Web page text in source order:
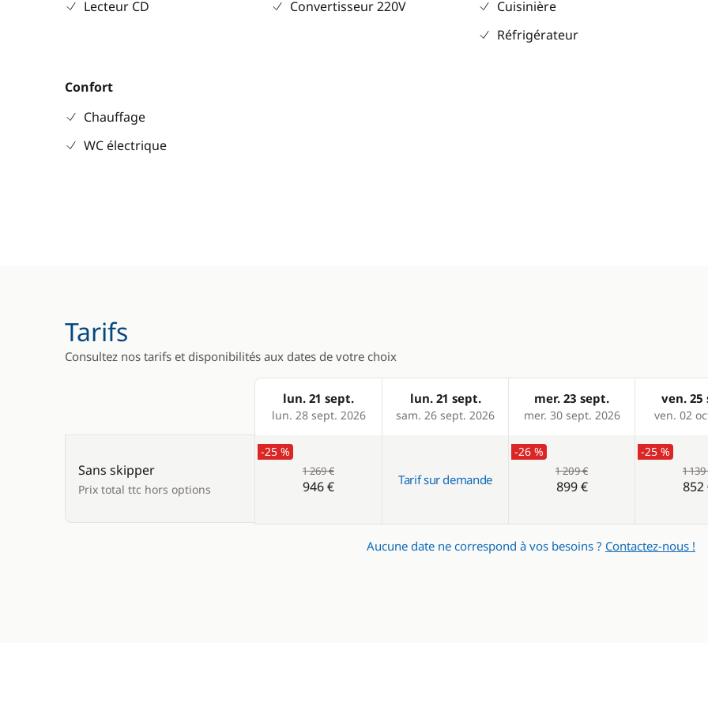
Lecteur CD
Convertisseur 220V
Cuisinière
Réfrigérateur
Confort
Chauffage
WC électrique
Tarifs
Consultez nos tarifs et disponibilités aux dates de votre choix
Products
lun. 21 sept.
lun. 28 sept. 2026
lun. 21 sept.
sam. 26 sept. 2026
mer. 23 sept.
mer. 30 sept. 2026
ven. 25
ven. 02
Sans skipper
Prix total ttc hors options
-25 %
1 269 €
946 € Tarif sur demande
-26 %
1 209 €
899 €
-25 %
1
852
Aucune date ne correspond à vos besoins ? Contactez-nous !